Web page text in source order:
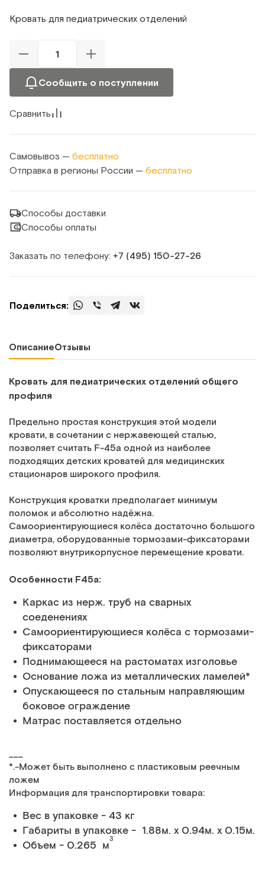
Кровать для педиатрических отделений
Сообщить о поступлении
Сравнить
Самовывоз — бесплатно
Отправка в регионы России — бесплатно
Способы доставки
Способы оплаты
Заказать по телефону: +7 (495) 150‑27‑26
Поделиться:
ОписаниеОтзывы
Кровать для педиатрических отделений общего
профиля
Предельно простая конструкция этой модели
кровати, в сочетании с нержавеющей сталью,
позволяет считать F-45a одной из наиболее
подходящих детских кроватей для медицинских
стационаров широкого профиля.
Конструкция кроватки предполагает минимум
поломок и абсолютно надёжна.
Самоориентирующиеся колёса достаточно большого
диаметра, оборудованные тормозами-фиксаторами
позволяют внутрикорпусное перемещение кровати.
Особенности F45a:
Каркас из нерж. труб на сварных
соеденениях
Самоориентирующиеся колёса с тормозами-
фиксаторами
Поднимающееся на растоматах изголовье
Основание ложа из металлических ламелей*
Опускающееся по стальным направляющим
боковое ограждение
Матрас поставляется отдельно
___
*.-Может быть выполнено с пластиковым реечным
ложем
Информация для транспортировки товара:
Вес в упаковке - 43 кг
Габариты в упаковке - 1.88м. x 0.94м. x 0.15м.
Объем - 0.265 м3